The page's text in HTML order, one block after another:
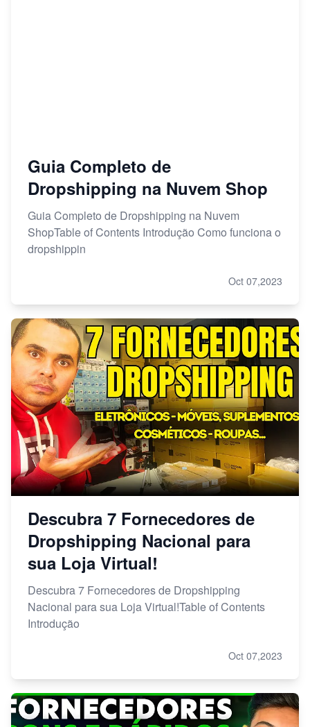
Guia Completo de
Dropshipping na Nuvem Shop
Guia Completo de Dropshipping na Nuvem
ShopTable of Contents Introdução Como funciona o
dropshippin
Oct 07,2023
Descubra 7 Fornecedores de
Dropshipping Nacional para
sua Loja Virtual!
Descubra 7 Fornecedores de Dropshipping
Nacional para sua Loja Virtual!Table of Contents
Introdução
Oct 07,2023